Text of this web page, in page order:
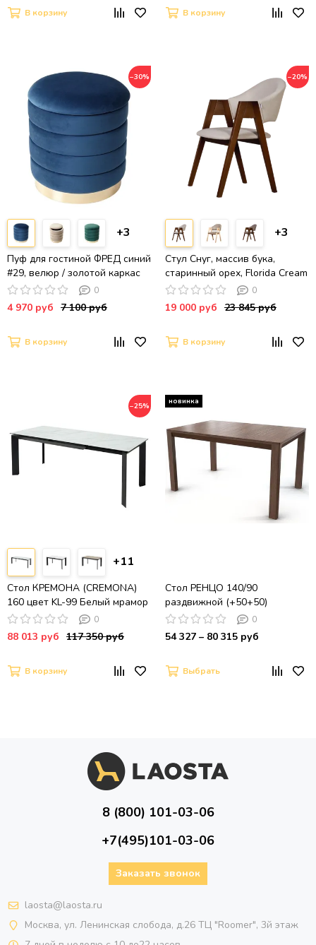
В корзину В корзину
−30%
+3
Пуф для гостиной ФРЕД синий
#29, велюр / золотой каркас
0
4 970 руб 7 100 руб
В корзину
−20%
+3
Стул Снуг, массив бука,
старинный орех, Florida Cream
0
19 000 руб 23 845 руб
В корзину
−25%
+11
Стол КРЕМОНА (CREMONA)
160 цвет KL-99 Белый мрамор
матовый, итальянская
керамика / ЧЕРНЫЙ, ®DISAUR
0
88 013 руб 117 350 руб
В корзину
Стол РЕНЦО 140/90
раздвижной (+50+50)
прямоугольный со
столешницей из шпона/Орех
0
54 327 – 80 315 руб
Выбрать
8 (800) 101-03-06
+7(495)101-03-06
Заказать звонок
laosta@laosta.ru
Москва, ул. Ленинская слобода, д.26 ТЦ "Roomer", 3й этаж